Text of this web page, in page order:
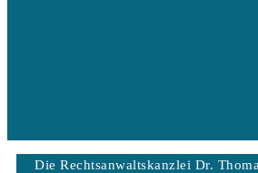
Die Rechtsanwaltskanzlei Dr.